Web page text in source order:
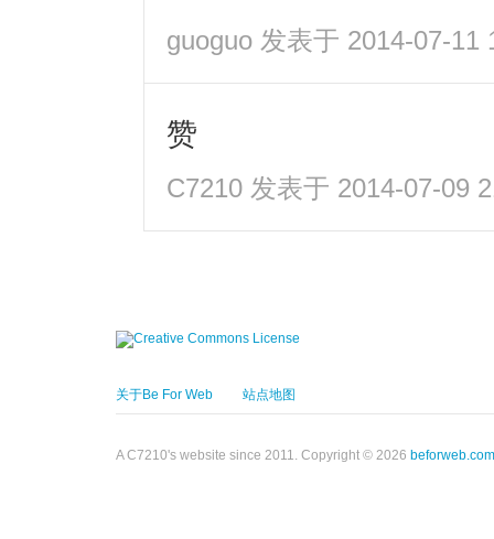
guoguo 发表于 2014-07-11
赞
C7210 发表于 2014-07-09
关于Be For Web 站点地图
A C7210's website since 2011. Copyright © 2026 beforweb.com